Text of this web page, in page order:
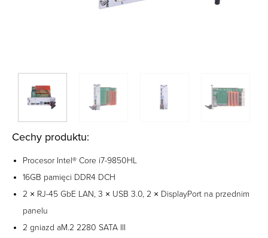
Cechy produktu:
Procesor Intel® Core i7-9850HL
16GB pamięci DDR4 DCH
2 × RJ-45 GbE LAN, 3 × USB 3.0, 2 × DisplayPort na przednim
panelu
2 gniazd aM.2 2280 SATA III